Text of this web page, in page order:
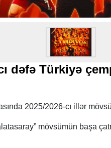
dəfə Türkiyə
2025/2026-cı illər
mövsümün başa